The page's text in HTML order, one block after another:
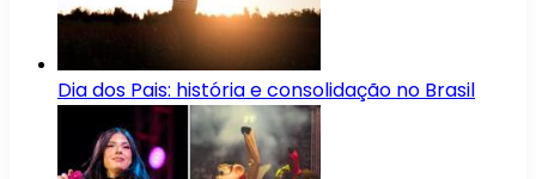
Dia dos Pais: história e consolidação no Brasil